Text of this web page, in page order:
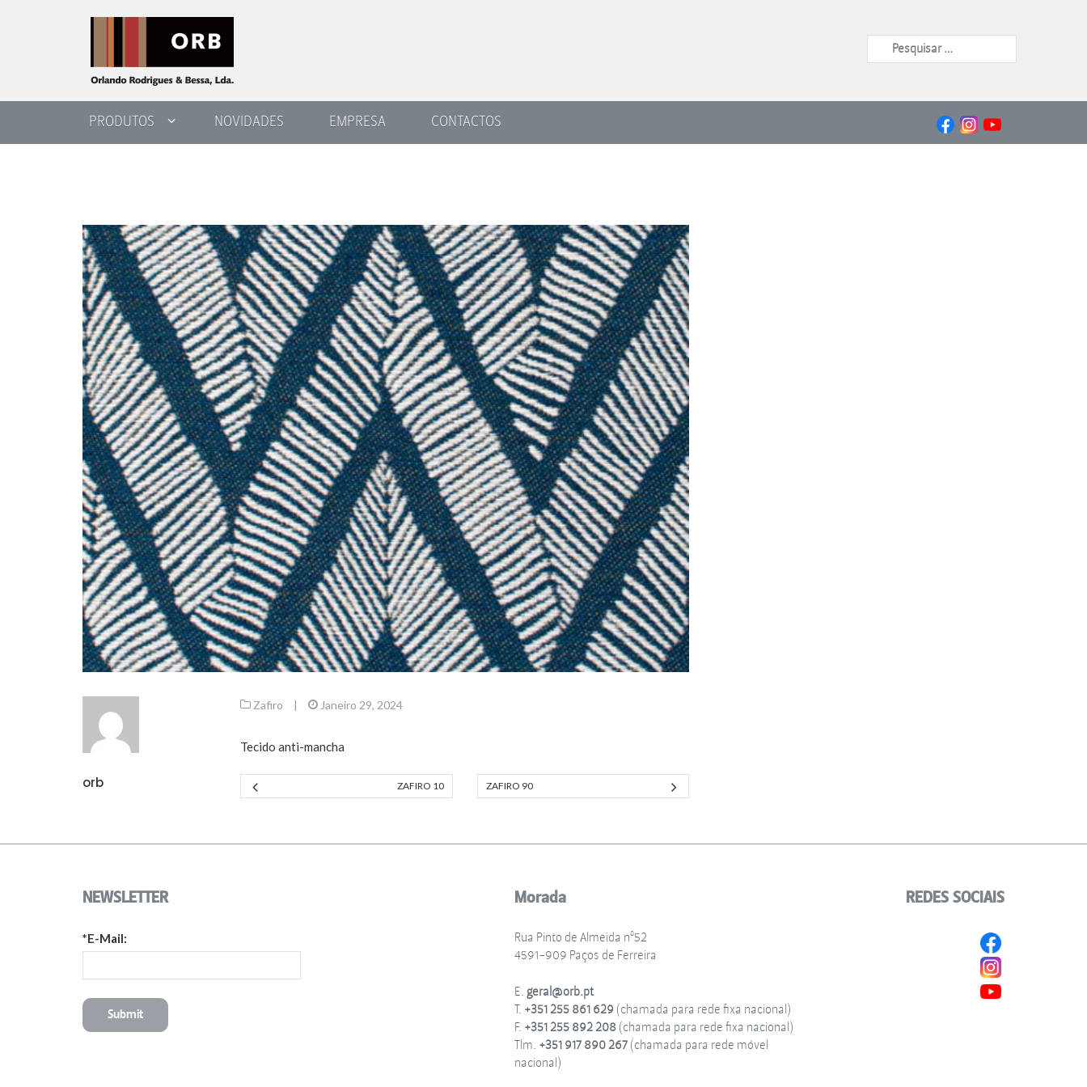
PRODUTOS NOVIDADES EMPRESA CONTACTOS
orb
Zafiro | Janeiro 29, 2024
Tecido anti-mancha
ZAFIRO 10 ZAFIRO 90
NEWSLETTER
*E-Mail:
Morada
Rua Pinto de Almeida nº52
4591-909 Paços de Ferreira
E. geral@orb.pt
T. +351 255 861 629 (chamada para rede fixa nacional)
F. +351 255 892 208(chamada para rede fixa nacional)
Tlm. +351 917 890 267(chamada para rede móvel
nacional)
REDES SOCIAIS